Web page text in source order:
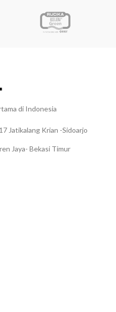
di Indonesia
Jatikalang Krian -Sidoarjo
Jaya- Bekasi Timur